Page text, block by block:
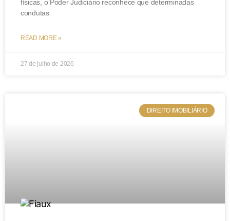
físicas, o Poder Judiciário reconhece que determinadas
condutas
READ MORE »
27 de julho de 2026
DIREITO IMOBILIÁRIO